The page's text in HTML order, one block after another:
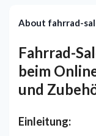
About fahrrad-
Fahrrad-
beim
und
Einleitung: